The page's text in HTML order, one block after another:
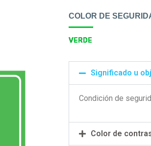
COLOR DE
VERDE
Significado u
Condición de
Color de